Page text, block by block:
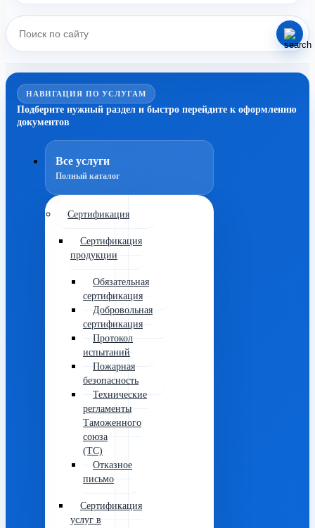
НАВИГАЦИЯ ПО УСЛУГАМ
Подберите нужный раздел и быстро перейдите к оформлению
документов
Все услуги
Полный каталог
Сертификация
Сертификация
продукции
Обязательная
сертификация
Добровольная
сертификация
Протокол
испытаний
Пожарная
безопасность
Технические
регламенты
Таможенного
союза
(ТС)
Отказное
письмо
Сертификация
услуг в